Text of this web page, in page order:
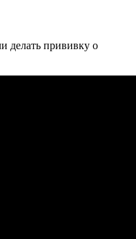
делать прививку о